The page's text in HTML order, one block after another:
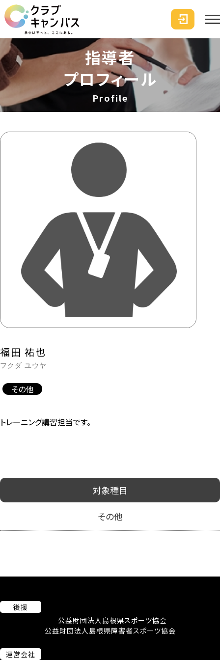
指導者
プロフィール
Profile
福田 祐也
フクダ ユウヤ
その他
トレーニング講習担当です。
対象種目
その他
後援
公益財団法人島根県スポーツ協会
公益財団法人島根県障害者スポーツ協会
運営会社